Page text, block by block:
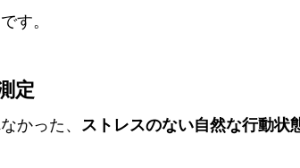
です。
定
かった、 ストレスのない自然な行動状